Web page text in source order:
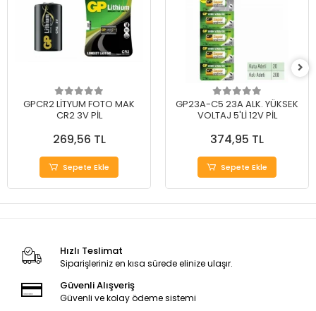
GPCR2 LİTYUM FOTO MAK
CR2 3V PİL
269,56 TL
Sepete Ekle
GP23A-C5 23A ALK. YÜKSEK
VOLTAJ 5'Lİ 12V PİL
374,95 TL
Sepete Ekle
Hızlı Teslimat
Siparişleriniz en kısa sürede elinize ulaşır.
Güvenli Alışveriş
Güvenli ve kolay ödeme sistemi